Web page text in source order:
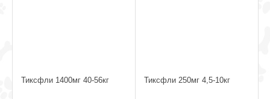
Тиксфли 1400мг 40-56кг Тиксфли 250мг 4,5-10кг